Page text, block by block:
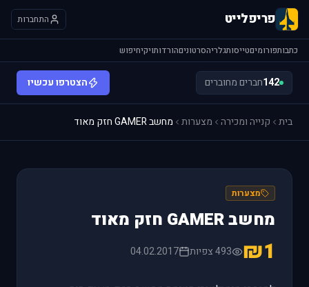
פריפלייט התחברות
כתבותפורומיםטייסותגלריהסרטוניםהורדותויקיחיפוש
142חברים מחוברים הצטרפו עכשיו
בית קנייה ומכירה מצערות מחשב GAMER חזק מאוד
מצערות
מחשב GAMER חזק מאוד
₪1 493 צפיות 04.02.2017